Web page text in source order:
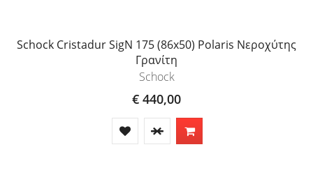
Schock Cristadur SigN 175 (86x50) Polaris Νεροχύτης
Γρανίτη
Schock
€ 440,00